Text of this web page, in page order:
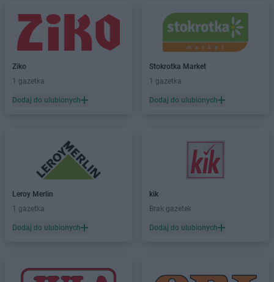
Ziko
1 gazetka
Dodaj do ulubionych
Stokrotka Market
1 gazetka
Dodaj do ulubionych
Leroy Merlin
1 gazetka
Dodaj do ulubionych
kik
Brak gazetek
Dodaj do ulubionych